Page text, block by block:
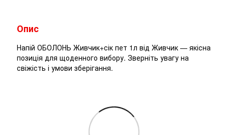
Опис
Напій ОБОЛОНЬ Живчик+сік пет 1л від Живчик — якісна
позиція для щоденного вибору. Зверніть увагу на
свіжість і умови зберігання.